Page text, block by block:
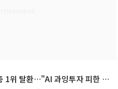
1위 탈환…"AI 과잉투자 피한 승